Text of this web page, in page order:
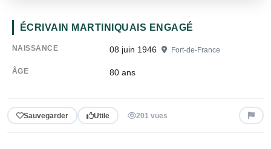
ÉCRIVAIN MARTINIQUAIS ENGAGÉ
NAISSANCE 08 juin 1946 Fort-de-France
ÂGE 80 ans
Sauvegarder Utile 201 vues